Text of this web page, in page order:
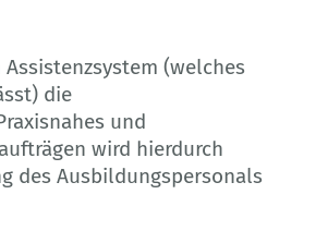
(welches
die
und
wird hierdurch
des Ausbildungspersonals